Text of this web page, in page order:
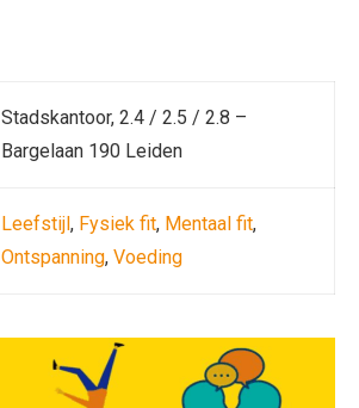
Stadskantoor, 2.4 / 2.5 / 2.8 –
Bargelaan 190 Leiden
Leefstijl, Fysiek fit, Mentaal fit,
Ontspanning, Voeding